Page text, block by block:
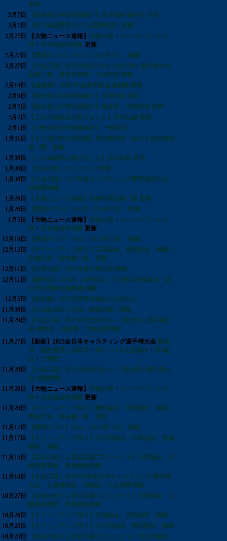
更新
3月7日
【協会長＆本部役員紹介】大分協会 協会長 更新
3月7日
【実寸確認委員＆SC公認審判員】更新
2月27日
【大物ニュース速報】 大物の部 ・ スーパーランクの
部 ・ 月別協会申請数 更新
2月27日
【環境NEWS】Vol.11（2024年2月） 掲載
2月27日
【大会広報】第120回全日本キス投げ釣り選手権大会
会場一覧・運営日程表・大会要項 掲載
2月14日
【議事録】令和6年度新年総会議事録 掲載
2月9日
【協会長＆本部役員紹介】本部役員 更新
2月7日
【協会長＆本部役員紹介】協会長・本部役員 更新
2月2日
【この大物魚私が釣りました】日本記録 更新
2月1日
【大物＆特別大物獲得者】 一覧更新
1月31日
【キス投げ釣り段位制】段位獲得者・級位＆段位獲得
者一覧 更新
1月30日
【この成績私が投げました】日本記録 更新
1月30日
【大会広報】SCベスト10 更新
1月30日
【大会広報】2023年度キャスティング夏季通信大会
成績表掲載
1月26日
【大物ニュース速報】各種年間記録一覧 更新
1月26日
【環境NEWS】Vol.10（2024年1月） 掲載
1月5日
【大物ニュース速報】 大物の部 ・ スーパーランクの
部 ・ 月別協会申請数 更新
12月18日
【環境NEWS】Vol.9（2023年12月） 掲載
12月12日
【クリーンアップ便り】三重協会 実施報告 掲載／
実施計画・報告書一覧 更新
12月11日
【行事日程】2024年度行事日程 掲載
12月11日
【議事録】2023年（令和5年）12月度本部役員会・拡
大常任理事会議事録 掲載
12月5日
【告知板】2024年度新年総会のお知らせ
11月30日
【55th記念釣り大会】表彰明細 掲載
11月29日
【大会広報】第119回全日本カレイ投げ釣り選手権大
会 優勝者・成績表・大会風景掲載
11月27日
【動画】2023全日本キャスティング選手権大会 開会
式、競技風景と表彰式 ・ 第1,2,3,4,6,女性種目 ・ 第5種
目 ・ ST種目
11月20日
【大会広報】第119回全日本カレイ投げ釣り選手権大
会 速報掲載
11月20日
【大物ニュース速報】 大物の部 ・ スーパーランクの
部 ・ 月別協会申請数 更新
11月20日
【クリーンアップ便り】愛知協会 実施報告 掲載／
実施計画・報告書一覧 更新
11月17日
【環境NEWS】Vol.8（2023年11月） 掲載
11月17日
【クリーンアップ便り】北九州協会・中部協会 実施
報告 掲載
11月15日
【未来の釣り人育成応援プロジェクト】兵庫協会 応
援要請事業 実施報告掲載
11月14日
【大会広報】令和5年度全日本キャスティング選手権
大会 入賞者写真・成績表・大会風景掲載
10月27日
【未来の釣り人育成応援プロジェクト】北陸協会 応
援要請事業 実施報告掲載
10月26日
【クリーンアップ便り】宮城協会 実施報告 掲載
10月23日
【クリーンアップ便り】北九州協会 実施報告 掲載
10月23日
【未来の釣り人育成応援プロジェクト】北九州協会